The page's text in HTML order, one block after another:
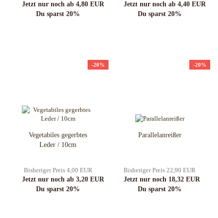
Jetzt nur noch ab 4,80 EUR
Du sparst 20%
Jetzt nur noch ab 4,40 EUR
Du sparst 20%
-20%
Vegetabiles gegerbtes
Leder / 10cm
Bisheriger Preis 4,00 EUR
Jetzt nur noch ab 3,20 EUR
Du sparst 20%
-20%
Parallelanreißer
Bisheriger Preis 22,90 EUR
Jetzt nur noch 18,32 EUR
Du sparst 20%